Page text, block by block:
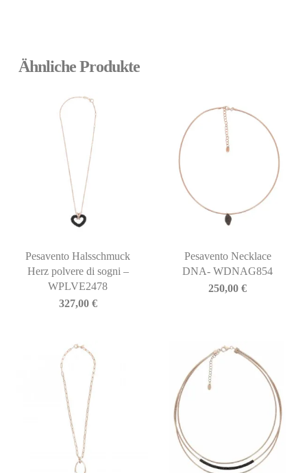
Ähnliche Produkte
Pesavento Halsschmuck
Herz polvere di sogni –
WPLVE2478
327,00 €
Pesavento Necklace
DNA- WDNAG854
250,00€